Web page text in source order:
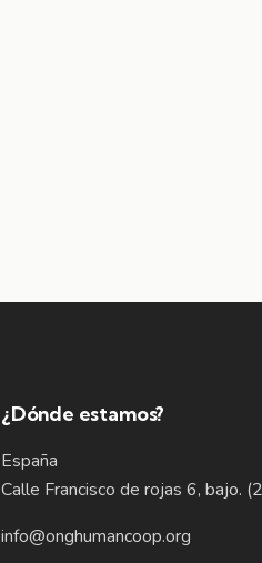
¿Dónde estamos?
España
Calle Francisco de rojas 6, bajo.
info@onghumancoop.org